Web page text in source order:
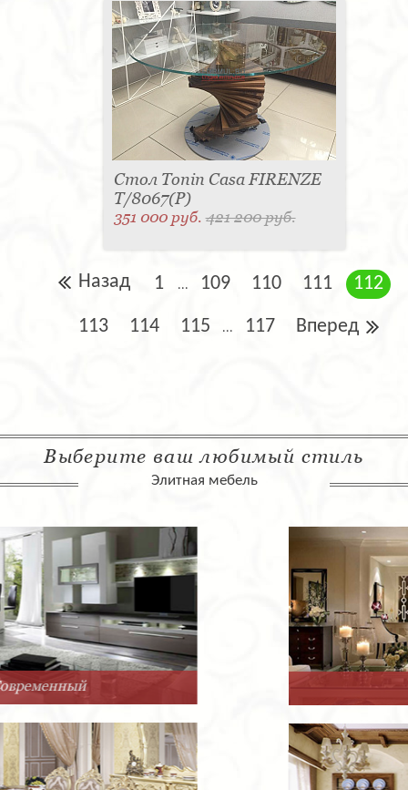
Стол Tonin Casa FIRENZE
T/8067(P)
351 000 руб.421 200 руб.
Назад 1 ... 109 110 111 112
113 114 115 ... 117 Вперед
Выберите ваш любимый стиль
Элитная мебель